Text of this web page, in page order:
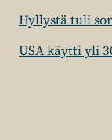
Hyllystä tuli
USA käytti yli